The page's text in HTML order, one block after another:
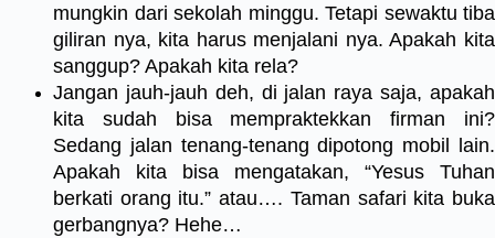
mungkin dari sekolah minggu. Tetapi sewaktu tiba
giliran nya, kita harus menjalani nya. Apakah kita
sanggup? Apakah kita rela?
Jangan jauh-jauh deh, di jalan raya saja, apakah
kita sudah bisa mempraktekkan firman ini?
Sedang jalan tenang-tenang dipotong mobil lain.
Apakah kita bisa mengatakan, “Yesus Tuhan
berkati orang itu.” atau…. Taman safari kita buka
gerbangnya? Hehe…